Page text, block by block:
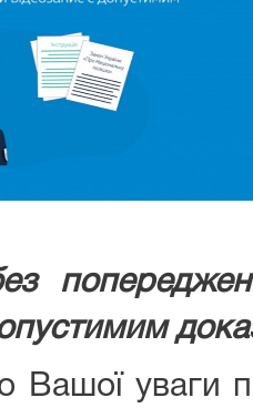
Вашої уваги